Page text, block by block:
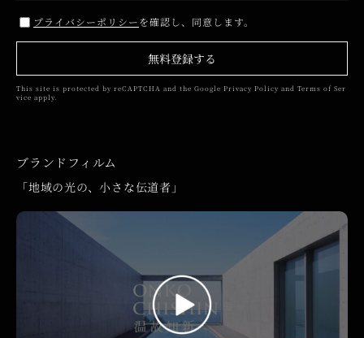
プライバシーポリシーを確認し、同意します。
無料登録する
This site is protected by reCAPTCHA and the Google Privacy Policy and Terms of Ser
vice apply.
ブランドフィルム
「地域の光の、小さな伝道者」